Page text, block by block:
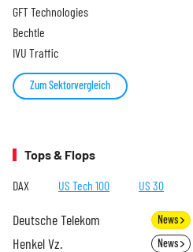
GFT Technologies
Bechtle
IVU Traffic
Zum Sektorvergleich
Tops & Flops
DAX US Tech 100 US 30
Deutsche Telekom News
Henkel Vz. News